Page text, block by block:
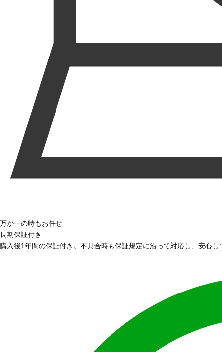
万が一の時もお任せ
長期保証付き
購入後1年間の保証付き。不具合時も保証規定に沿って対応し、安心